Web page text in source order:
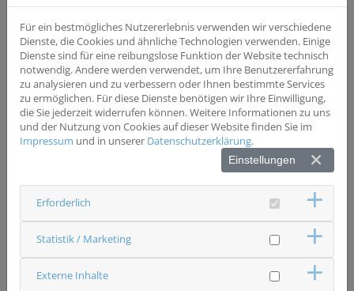
Altersbegrenzung
Wesentliche Ausschlusskriterien
keine
Status
rekrutierend
Universitätsklinikum Regensburg
Chirurgie
cotrialassociates(at)ukr.de
Für ein bestmögliches Nutzererlebnis verwenden wir verschiedene
Dienste, die Cookies und ähnliche Technologien verwenden. Einige
Dienste sind für eine reibungslose Funktion der Website technisch
notwendig. Andere werden verwendet, um Ihre Benutzererfahrung
zu analysieren und zu verbessern oder Ihnen bestimmte Services
zu ermöglichen. Für diese Dienste benötigen wir Ihre Einwilligung,
die Sie jederzeit widerrufen können. Weitere Informationen zu uns
und der Nutzung von Cookies auf dieser Website finden Sie im
Impressum und in unserer Datenschutzerklärung.
Einstellungen
Erforderlich
Statistik / Marketing
Externe Inhalte